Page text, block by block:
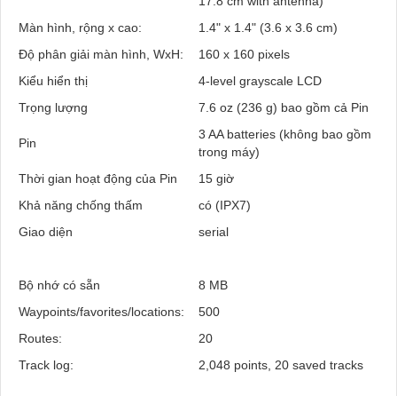
Màn hình, rộng x cao:
1.4" x 1.4" (3.6 x 3.6 cm)
Độ phân giải màn hình, WxH:
160 x 160 pixels
Kiểu hiển thị
4-level grayscale LCD
Trọng lượng
7.6 oz (236 g) bao gồm cả Pin
Pin
3 AA batteries (không bao gồm
trong máy)
Thời gian hoạt động của Pin
15 giờ
Khả năng chống thấm
có (IPX7)
Giao diện
serial
Bộ nhớ có sẵn
8 MB
Waypoints/favorites/locations:
500
Routes:
20
Track log:
2,048 points, 20 saved tracks